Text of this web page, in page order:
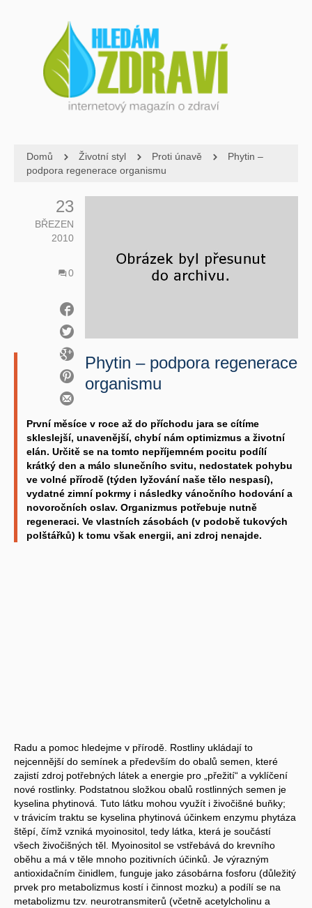
Domů Životní styl Proti únavě
Phytin –
podpora regenerace organismu
23
BŘEZEN
2010
0
Phytin – podpora regenerace
organismu
První měsíce v roce až do příchodu jara se cítíme
skleslejší, unavenější, chybí nám optimizmus a životní
elán. Určitě se na tomto nepříjemném pocitu podílí
krátký den a málo slunečního svitu, nedostatek pohybu
ve volné přírodě (týden lyžování naše tělo nespasí),
vydatné zimní pokrmy i následky vánočního hodování a
novoročních oslav. Organizmus potřebuje nutně
regeneraci. Ve vlastních zásobách (v podobě tukových
polštářků) k tomu však energii, ani zdroj nenajde.
Radu a pomoc hledejme v přírodě. Rostliny ukládají to
nejcennější do semínek a především do obalů semen, které
zajistí zdroj potřebných látek a energie pro „přežití“ a vyklíčení
nové rostlinky. Podstatnou složkou obalů rostlinných semen je
kyselina phytinová. Tuto látku mohou využít i živočišné buňky;
v trávicím traktu se kyselina phytinová účinkem enzymu phytáza
štěpí, čímž vzniká myoinositol, tedy látka, která je součástí
všech živočišných těl. Myoinositol se vstřebává do krevního
oběhu a má v těle mnoho pozitivních účinků. Je výrazným
antioxidačním činidlem, funguje jako zásobárna fosforu (důležitý
prvek pro metabolizmus kostí i činnost mozku) a podílí se na
metabolizmu tzv. neurotransmiterů (včetně acetylcholinu a